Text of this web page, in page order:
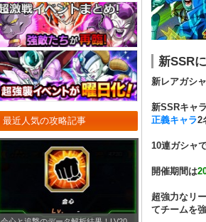
最近人気の攻略記事
新SSR
新レアガシャ
新SSRキャ
正義キャラ2
10連ガシャ
開催期間は
超強力なリ
てチームを